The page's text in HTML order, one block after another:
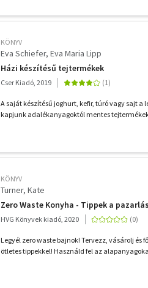
KÖNYV
Eva Schiefer Eva Maria Lipp
Házi készítésű tejtermékek
Cser Kiadó, 2019
A saját készítésű joghurt, kefir, túró vagy sajt a
kapjunk adalékanyagoktól mentes
KÖNYV
Turner, Kate
Zero Waste Konyha - Tippek a
HVG Könyvek kiadó, 2020
Legyél zero waste bajnok! Tervezz, vásárolj
ötletes tippekkel! Használd fel az